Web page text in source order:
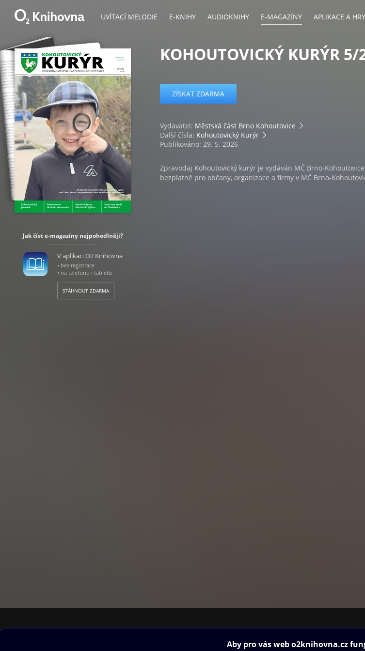
UVÍTACÍ MELODIE E-KNIHY AUDIOKNIHY E-MAGAZÍNY APLIKACE A HRY
Jak číst e-magazíny nejpohodlněji?
V aplikaci O2 Knihovna
• bez registrace
• na telefonu i tabletu
STÁHNOUT ZDARMA
KOHOUTOVICKÝ KURÝR 5/
ZÍSKAT ZDARMA
Vydavatel: Městská část Brno Kohoutovice
Další čísla: Kohoutovický Kurýr
Publikováno: 29. 5. 2026
Zpravodaj Kohoutovický kurýr je vydáván MČ Brno-
bezplatně pro občany, organizace a firmy v MČ Brno-